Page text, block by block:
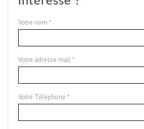
Votre nom *
Votre adresse mail *
Votre Téléphone *